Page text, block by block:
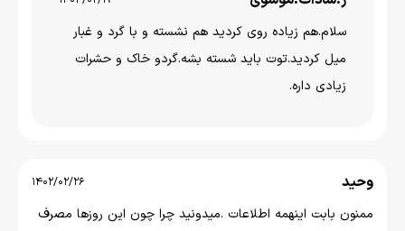
سلام.هم زیاده روی کردید هم نشسته و با گرد و غبار
میل کردید.توت باید شسته بشه.گردو خاک و حشرات
زیادی داره.
وحید 1402/02/26
ممنون بابت اینهمه اطلاعات .میدونید چرا چون این روزها مصرف